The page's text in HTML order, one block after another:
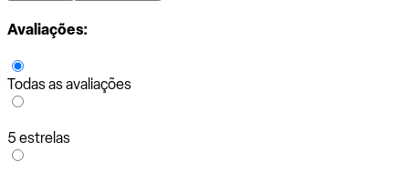
Avaliações:
Todas as avaliações
5 estrelas